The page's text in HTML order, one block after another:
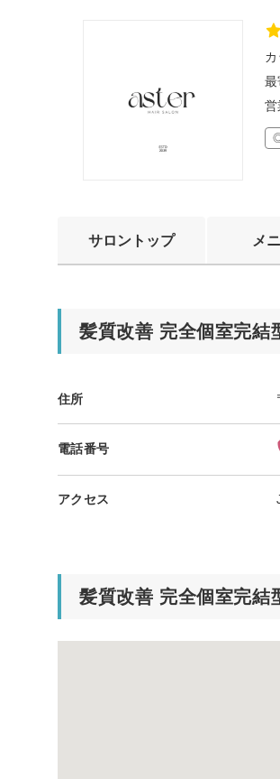
カ
最
営
サロントップ メ
髪質改善 完全個室完結
住所
電話番号
アクセス
髪質改善 完全個室完結